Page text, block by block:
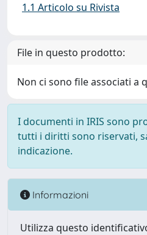
1.1 Articolo su Rivista
File in questo prodotto:
Non ci sono file associati a
I documenti in IRIS sono
tutti i diritti sono riservati,
indicazione.
Informazioni
Utilizza questo